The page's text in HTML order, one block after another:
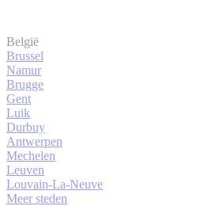
België
Brussel
Namur
Brugge
Gent
Luik
Durbuy
Antwerpen
Mechelen
Leuven
Louvain-La-Neuve
Meer steden